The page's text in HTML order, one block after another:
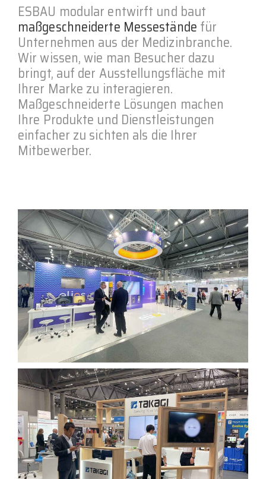
ESBAU modular entwirft und baut
maßgeschneiderte Messestände für
Unternehmen aus der Medizinbranche.
Wir wissen, wie man Besucher dazu
bringt, auf der Ausstellungsfläche mit
Ihrer Marke zu interagieren.
Maßgeschneiderte Lösungen machen
Ihre Produkte und Dienstleistungen
einfacher zu sichten als die Ihrer
Mitbewerber.